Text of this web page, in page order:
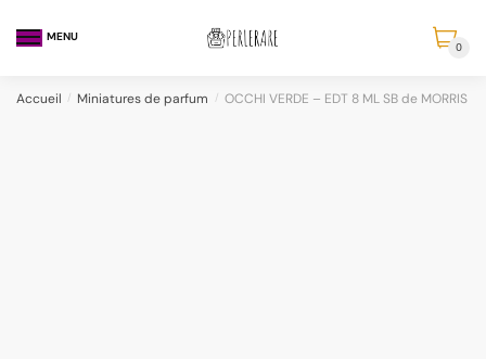
MENU
0
Accueil / Miniatures de parfum / OCCHI VERDE – EDT 8 ML SB de MORRIS